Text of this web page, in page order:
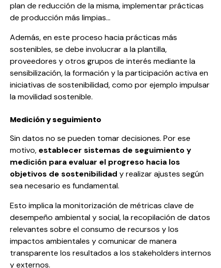
plan de reducción de la misma, implementar prácticas
de producción más limpias…
Además, en este proceso hacia prácticas más
sostenibles, se debe involucrar a la plantilla,
proveedores y otros grupos de interés mediante la
sensibilización, la formación y la participación activa en
iniciativas de sostenibilidad, como por ejemplo impulsar
lamovilidad sostenible.
Medición y seguimiento
Sin datos no se pueden tomar decisiones. Por ese
motivo, establecer sistemas de seguimiento y
medición para evaluar el progreso hacia los
objetivos de sostenibilidad y realizar ajustes según
sea necesario es fundamental.
Esto implica la monitorización de métricas clave de
desempeño ambiental y social, la recopilación de datos
relevantes sobre el consumo de recursos y los
impactos ambientales y comunicar de manera
transparente los resultados a los stakeholders internos
y externos.